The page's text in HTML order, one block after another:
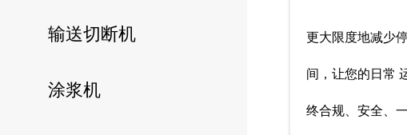
输送切断机
涂浆机
更大限度地减少
间，让您的日常
终合规、安全、